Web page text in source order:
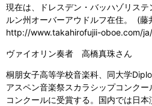
現在は、ドレスデン・バッハゾリス
ルン州オーバーアウドルフ在住。 (藤
http://www.takahirofujii-oboe.com/
ヴァイオリン奏者 高橋真珠さん
桐朋女子高等学校音楽科、同大学
アスペン音楽祭スカラシップコンク
コンクールに受賞する。国内では日